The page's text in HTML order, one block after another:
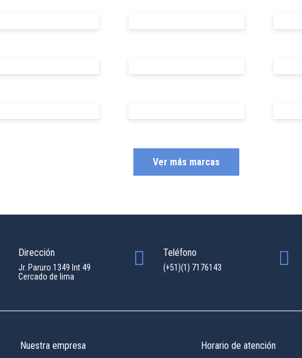
Ver más marcas
Dirección
Jr. Paruro 1349 Int 49
Cercado de lima
Teléfono
(+51)(1) 7176143
Nuestra empresa Horario de atención